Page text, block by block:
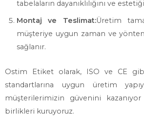
tabelaların dayanıklılığını ve
Montaj ve Teslimat:Üretim
müşteriye uygun zaman ve
sağlanır.
Ostim Etiket olarak, ISO ve CE gibi
standartlarına uygun üretim
müşterilerimizin güvenini
birlikleri kuruyoruz.